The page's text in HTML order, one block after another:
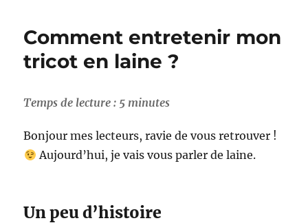
ferme
Comment entretenir mon
tricot en laine ?
Temps de lecture : 5 minutes
Bonjour mes lecteurs, ravie de vous retrouver !
Aujourd’hui, je vais vous parler de laine.
Un peu d’histoire